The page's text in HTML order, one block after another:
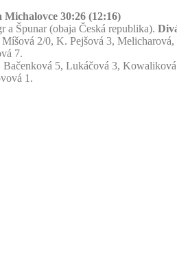
30:26 (12:16)
a Špunar (obaja Česká republika).
2/0, K. Pejšová 3,
7.
5, Lukáčová 3,
1.